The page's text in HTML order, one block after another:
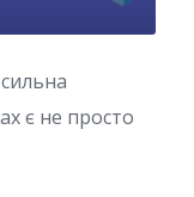
є не просто